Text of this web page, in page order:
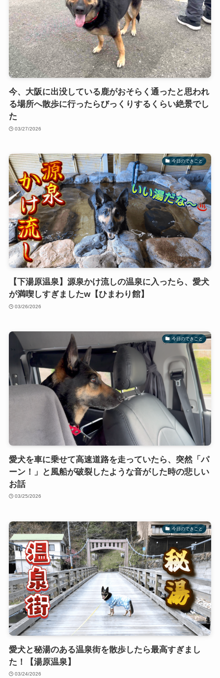
今、大阪に出没している鹿がおそらく通ったと思われ
る場所へ散歩に行ったらびっくりするくらい絶景でし
た
03/27/2026
今日のできごと
【下湯原温泉】源泉かけ流しの温泉に入ったら、愛犬
が満喫しすぎましたw【ひまわり館】
03/26/2026
今日のできごと
愛犬を車に乗せて高速道路を走っていたら、突然「パ
ーン！」と風船が破裂したような音がした時の悲しい
お話
03/25/2026
今日のできごと
愛犬と秘湯のある温泉街を散歩したら最高すぎまし
た！【湯原温泉】
03/24/2026